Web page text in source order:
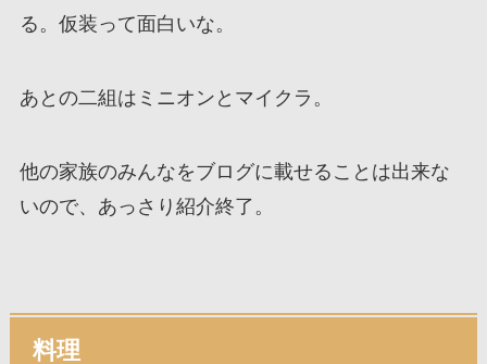
る。仮装って面白いな。
あとの二組はミニオンとマイクラ。
他の家族のみんなをブログに載せることは出来な
いので、あっさり紹介終了。
料理